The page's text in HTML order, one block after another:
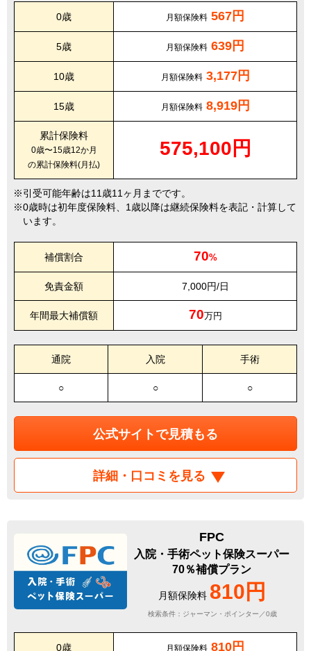
0歳 月額保険料 567円
5歳 月額保険料 639円
10歳 月額保険料 3,177円
15歳 月額保険料 8,919円
累計保険料
0歳〜15歳12か月
の累計保険料(月払)
575,100円
引受可能年齢は11歳11ヶ月までです。
0歳時は初年度保険料、1歳以降は継続保険料を表記・計算して
います。
補償割合 70%
免責金額 7,000円/日
年間最大補償額 70万円
通院 入院 手術
○ ○ ○
公式サイトで見積もる
詳細・口コミを見る
FPC
入院・手術ペット保険スーパー
70％補償プラン
月額保険料 810円
検索条件：ジャーマン・ポインター／0歳
0歳 月額保険料 810円